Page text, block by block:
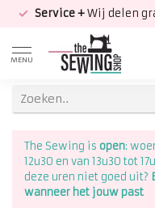
Service +Wij delen
MENU
The Sewing is open:
12u30 en van 13u30 tot
deze uren niet goed uit?
wanneer het jouw past